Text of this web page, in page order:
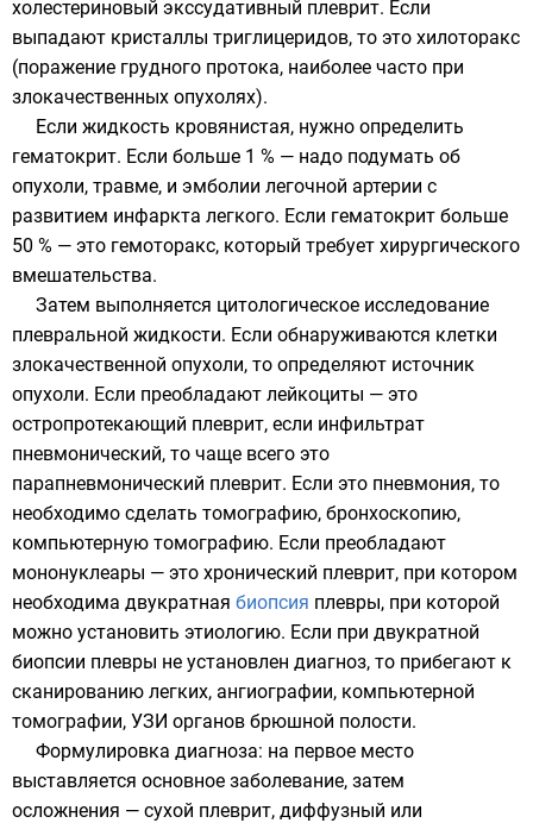
холестериновый экссудативный плеврит. Если
выпадают кристаллы триглицеридов, то это хилоторакс
(поражение грудного протока, наиболее часто при
злокачественных опухолях).
Если жидкость кровянистая, нужно определить
гематокрит. Если больше 1 % — надо подумать об
опухоли, травме, и эмболии легочной артерии с
развитием инфаркта легкого. Если гематокрит больше
50 % — это гемоторакс, который требует хирургического
вмешательства.
Затем выполняется цитологическое исследование
плевральной жидкости. Если обнаруживаются клетки
злокачественной опухоли, то определяют источник
опухоли. Если преобладают лейкоциты — это
остропротекающий плеврит, если инфильтрат
пневмонический, то чаще всего это
парапневмонический плеврит. Если это пневмония, то
необходимо сделать томографию, бронхоскопию,
компьютерную томографию. Если преобладают
мононуклеары — это хронический плеврит, при котором
необходима двукратная биопсия плевры, при которой
можно установить этиологию. Если при двукратной
биопсии плевры не установлен диагноз, то прибегают к
сканированию легких, ангиографии, компьютерной
томографии, УЗИ органов брюшной полости.
Формулировка диагноза: на первое место
выставляется основное заболевание, затем
осложнения — сухой плеврит, диффузный или